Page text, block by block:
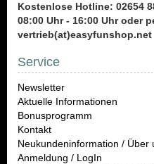
Kostenlose Hotline: 02654
08:00 Uhr - 16:00 Uhr oder
vertrieb(at)easyfunshop.net
Service
Newsletter
Aktuelle Informationen
Bonusprogramm
Kontakt
Neukundeninformation / Über
Anmeldung / LogIn